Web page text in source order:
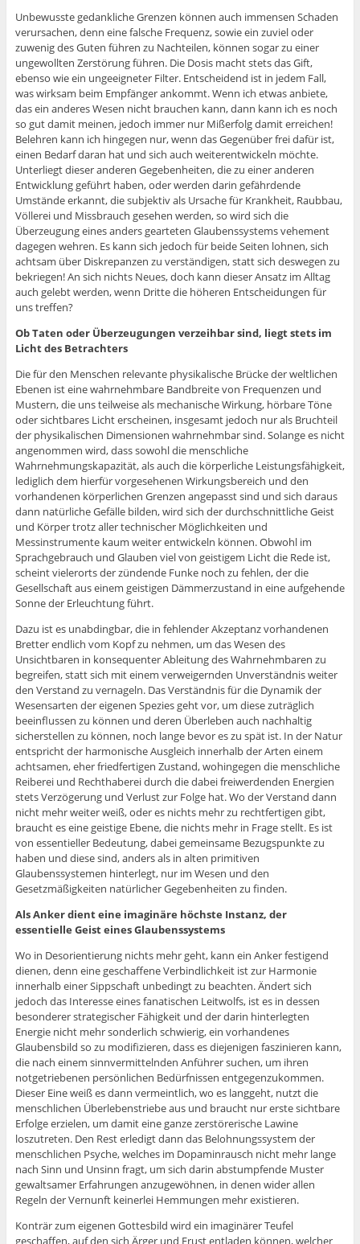
Unbewusste gedankliche Grenzen können auch immensen Schaden
verursachen, denn eine falsche Frequenz, sowie ein zuviel oder
zuwenig des Guten führen zu Nachteilen, können sogar zu einer
ungewollten Zerstörung führen. Die Dosis macht stets das Gift,
ebenso wie ein ungeeigneter Filter. Entscheidend ist in jedem Fall,
was wirksam beim Empfänger ankommt. Wenn ich etwas anbiete,
das ein anderes Wesen nicht brauchen kann, dann kann ich es noch
so gut damit meinen, jedoch immer nur Mißerfolg damit erreichen!
Belehren kann ich hingegen nur, wenn das Gegenüber frei dafür ist,
einen Bedarf daran hat und sich auch weiterentwickeln möchte.
Unterliegt dieser anderen Gegebenheiten, die zu einer anderen
Entwicklung geführt haben, oder werden darin gefährdende
Umstände erkannt, die subjektiv als Ursache für Krankheit, Raubbau,
Völlerei und Missbrauch gesehen werden, so wird sich die
Überzeugung eines anders gearteten Glaubenssystems vehement
dagegen wehren. Es kann sich jedoch für beide Seiten lohnen, sich
achtsam über Diskrepanzen zu verständigen, statt sich deswegen zu
bekriegen! An sich nichts Neues, doch kann dieser Ansatz im Alltag
auch gelebt werden, wenn Dritte die höheren Entscheidungen für
uns treffen?
Ob Taten oder Überzeugungen verzeihbar sind, liegt stets im
Licht des Betrachters
Die für den Menschen relevante physikalische Brücke der weltlichen
Ebenen ist eine wahrnehmbare Bandbreite von Frequenzen und
Mustern, die uns teilweise als mechanische Wirkung, hörbare Töne
oder sichtbares Licht erscheinen, insgesamt jedoch nur als Bruchteil
der physikalischen Dimensionen wahrnehmbar sind. Solange es nicht
angenommen wird, dass sowohl die menschliche
Wahrnehmungskapazität, als auch die körperliche Leistungsfähigkeit,
lediglich dem hierfür vorgesehenen Wirkungsbereich und den
vorhandenen körperlichen Grenzen angepasst sind und sich daraus
dann natürliche Gefälle bilden, wird sich der durchschnittliche Geist
und Körper trotz aller technischer Möglichkeiten und
Messinstrumente kaum weiter entwickeln können. Obwohl im
Sprachgebrauch und Glauben viel von geistigem Licht die Rede ist,
scheint vielerorts der zündende Funke noch zu fehlen, der die
Gesellschaft aus einem geistigen Dämmerzustand in eine aufgehende
Sonne der Erleuchtung führt.
Dazu ist es unabdingbar, die in fehlender Akzeptanz vorhandenen
Bretter endlich vom Kopf zu nehmen, um das Wesen des
Unsichtbaren in konsequenter Ableitung des Wahrnehmbaren zu
begreifen, statt sich mit einem verweigernden Unverständnis weiter
den Verstand zu vernageln. Das Verständnis für die Dynamik der
Wesensarten der eigenen Spezies geht vor, um diese zuträglich
beeinflussen zu können und deren Überleben auch nachhaltig
sicherstellen zu können, noch lange bevor es zu spät ist. In der Natur
entspricht der harmonische Ausgleich innerhalb der Arten einem
achtsamen, eher friedfertigen Zustand, wohingegen die menschliche
Reiberei und Rechthaberei durch die dabei freiwerdenden Energien
stets Verzögerung und Verlust zur Folge hat. Wo der Verstand dann
nicht mehr weiter weiß, oder es nichts mehr zu rechtfertigen gibt,
braucht es eine geistige Ebene, die nichts mehr in Frage stellt. Es ist
von essentieller Bedeutung, dabei gemeinsame Bezugspunkte zu
haben und diese sind, anders als in alten primitiven
Glaubenssystemen hinterlegt, nur im Wesen und den
Gesetzmäßigkeiten natürlicher Gegebenheiten zu finden.
Als Anker dient eine imaginäre höchste Instanz, der
essentielle Geist eines Glaubenssystems
Wo in Desorientierung nichts mehr geht, kann ein Anker festigend
dienen, denn eine geschaffene Verbindlichkeit ist zur Harmonie
innerhalb einer Sippschaft unbedingt zu beachten. Ändert sich
jedoch das Interesse eines fanatischen Leitwolfs, ist es in dessen
besonderer strategischer Fähigkeit und der darin hinterlegten
Energie nicht mehr sonderlich schwierig, ein vorhandenes
Glaubensbild so zu modifizieren, dass es diejenigen faszinieren kann,
die nach einem sinnvermittelnden Anführer suchen, um ihren
notgetriebenen persönlichen Bedürfnissen entgegenzukommen.
Dieser Eine weiß es dann vermeintlich, wo es langgeht, nutzt die
menschlichen Überlebenstriebe aus und braucht nur erste sichtbare
Erfolge erzielen, um damit eine ganze zerstörerische Lawine
loszutreten. Den Rest erledigt dann das Belohnungssystem der
menschlichen Psyche, welches im Dopaminrausch nicht mehr lange
nach Sinn und Unsinn fragt, um sich darin abstumpfende Muster
gewaltsamer Erfahrungen anzugewöhnen, in denen wider allen
Regeln der Vernunft keinerlei Hemmungen mehr existieren.
Konträr zum eigenen Gottesbild wird ein imaginärer Teufel
geschaffen, auf den sich Ärger und Frust entladen können, welcher